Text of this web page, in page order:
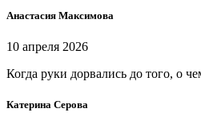
Анастасия Максимова
10 апреля 2026
Когда руки дорвались до того, о
Катерина Серова